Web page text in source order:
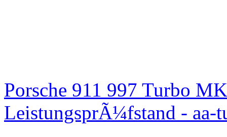
Porsche 911 997 Turbo
LeistungsprÃ¼fstand - aa-